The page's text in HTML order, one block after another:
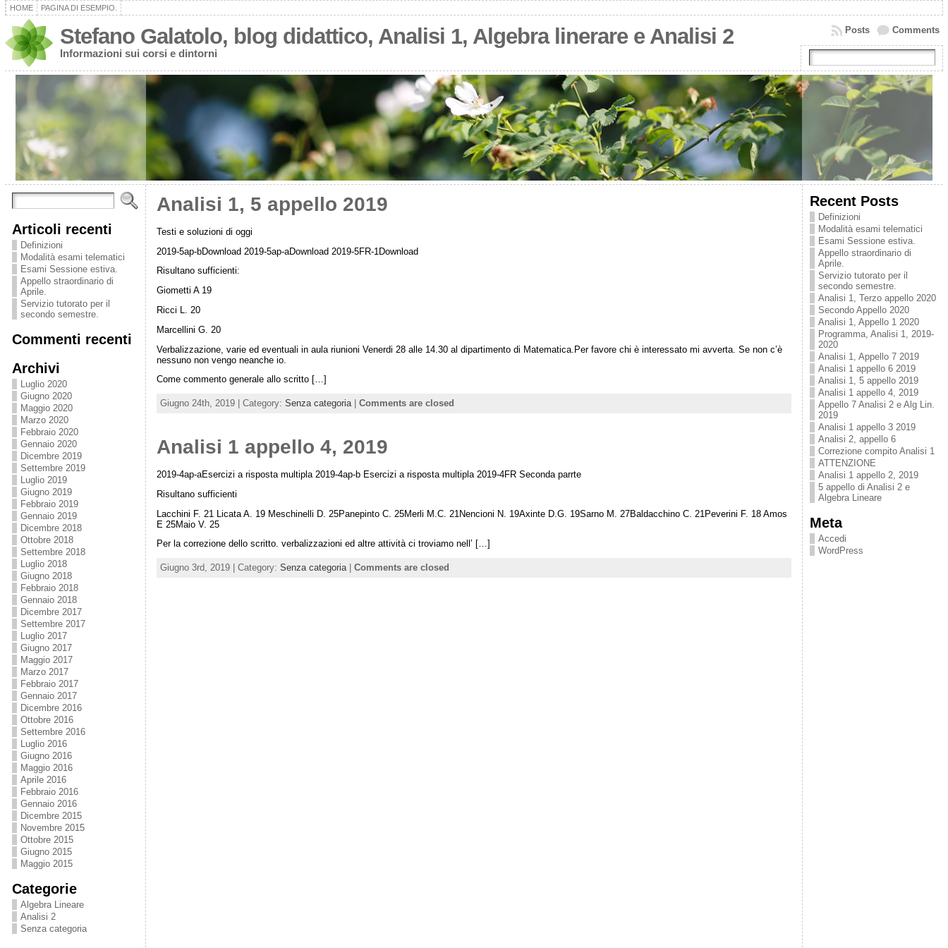
HOME PAGINA DI ESEMPIO.
Stefano Galatolo, blog didattico, Analisi 1, Algebra linerare e Analisi 2
Informazioni sui corsi e dintorni
Comments
Posts
Articoli recenti
Definizioni
Modalità esami telematici
Esami Sessione estiva.
Appello straordinario di
Aprile.
Servizio tutorato per il
secondo semestre.
Commenti recenti
Archivi
Luglio 2020
Giugno 2020
Maggio 2020
Marzo 2020
Febbraio 2020
Gennaio 2020
Dicembre 2019
Settembre 2019
Luglio 2019
Giugno 2019
Febbraio 2019
Gennaio 2019
Dicembre 2018
Ottobre 2018
Settembre 2018
Luglio 2018
Giugno 2018
Febbraio 2018
Gennaio 2018
Dicembre 2017
Settembre 2017
Luglio 2017
Giugno 2017
Maggio 2017
Marzo 2017
Febbraio 2017
Gennaio 2017
Dicembre 2016
Ottobre 2016
Settembre 2016
Luglio 2016
Giugno 2016
Maggio 2016
Aprile 2016
Febbraio 2016
Gennaio 2016
Dicembre 2015
Novembre 2015
Ottobre 2015
Giugno 2015
Maggio 2015
Categorie
Algebra Lineare
Analisi 2
Senza categoria
Analisi 1, 5 appello 2019
Testi e soluzioni di oggi
2019-5ap-bDownload 2019-5ap-aDownload 2019-5FR-1Download
Risultano sufficienti:
Giometti A 19
Ricci L. 20
Marcellini G. 20
Verbalizzazione, varie ed eventuali in aula riunioni Venerdi 28 alle 14.30 al dipartimento di Matematica.Per favore chi è interessato mi avverta. Se non c’è
nessuno non vengo neanche io.
Come commento generale allo scritto […]
Giugno 24th, 2019 | Category: Senza categoria| Comments are closed
Analisi 1 appello 4, 2019
2019-4ap-aEsercizi a risposta multipla 2019-4ap-b Esercizi a risposta multipla 2019-4FR Seconda parrte
Risultano sufficienti
Lacchini F. 21 Licata A. 19 Meschinelli D. 25Panepinto C. 25Merli M.C. 21Nencioni N. 19Axinte D.G. 19Sarno M. 27Baldacchino C. 21Peverini F. 18 Amos
E 25Maio V. 25
Per la correzione dello scritto. verbalizzazioni ed altre attività ci troviamo nell’ […]
Giugno 3rd, 2019 | Category: Senza categoria| Comments are closed
Recent Posts
Definizioni
Modalità esami telematici
Esami Sessione estiva.
Appello straordinario di
Aprile.
Servizio tutorato per il
secondo semestre.
Analisi 1, Terzo appello 2020
Secondo Appello 2020
Analisi 1, Appello 1 2020
Programma, Analisi 1, 2019-
2020
Analisi 1, Appello 7 2019
Analisi 1 appello 6 2019
Analisi 1, 5 appello 2019
Analisi 1 appello 4, 2019
Appello 7 Analisi 2 e Alg Lin.
2019
Analisi 1 appello 3 2019
Analisi 2, appello 6
Correzione compito Analisi 1
ATTENZIONE
Analisi 1 appello 2, 2019
5 appello di Analisi 2 e
Algebra Lineare
Meta
Accedi
WordPress